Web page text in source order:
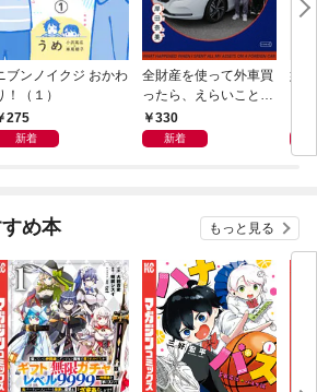
ブンノイクジ おかわ
！（１）
275
新着
全財産を使って外車買
ったら、えらいことに
なった
330
新着
姉
め本 もっと見る